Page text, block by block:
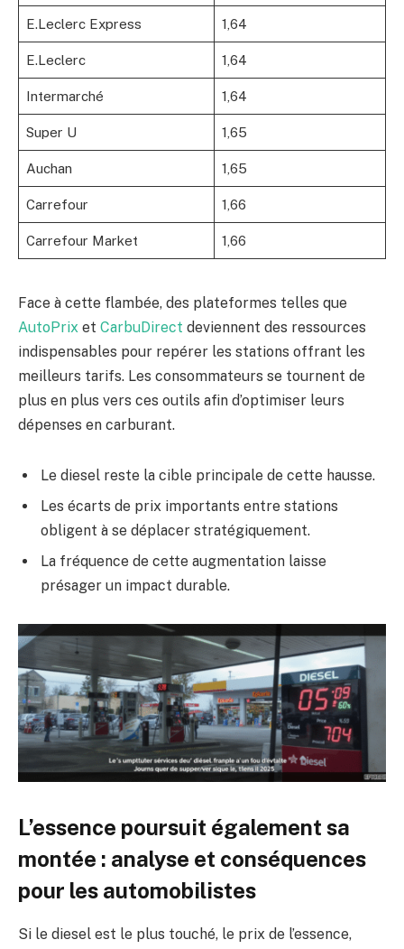
E.Leclerc Express 1,64
E.Leclerc 1,64
Intermarché 1,64
Super U 1,65
Auchan 1,65
Carrefour 1,66
Carrefour Market 1,66
Face à cette flambée, des plateformes telles que
AutoPrix et CarbuDirect deviennent des ressources
indispensables pour repérer les stations offrant les
meilleurs tarifs. Les consommateurs se tournent de
plus en plus vers ces outils afin d’optimiser leurs
dépenses en carburant.
Le diesel reste la cible principale de cette hausse.
Les écarts de prix importants entre stations
obligent à se déplacer stratégiquement.
La fréquence de cette augmentation laisse
présager un impact durable.
L’essence poursuit également sa
montée : analyse et conséquences
pour les automobilistes
Si le diesel est le plus touché, le prix de l’essence,